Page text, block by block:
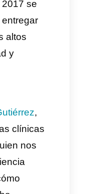
a la
en Chile. Es
regional y
por entregar
más altos
y